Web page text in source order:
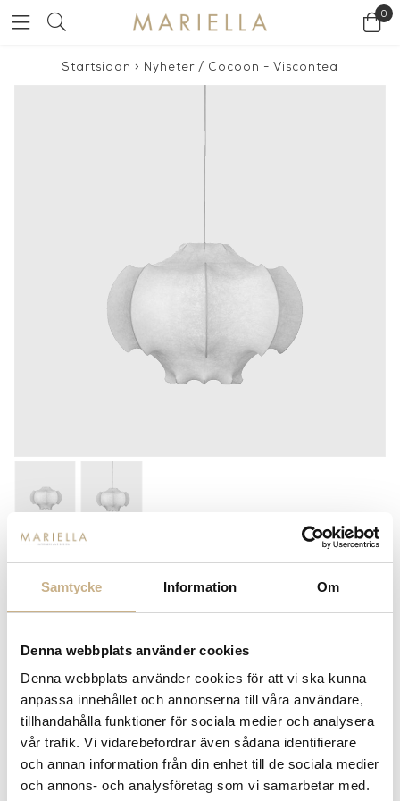
Samtycke Information Om
Denna webbplats använder cookies
Denna webbplats använder cookies för att vi ska kunna
anpassa innehållet och annonserna till våra användare,
tillhandahålla funktioner för sociala medier och analysera
vår trafik. Vi vidarebefordrar även sådana identifierare
och annan information från din enhet till de sociala medier
och annons- och analysföretag som vi samarbetar med.
0
Startsidan > Nyheter / Cocoon - Viscontea
22.350kr
Lagerstatus: Beställningsvara
nyhetsbrev